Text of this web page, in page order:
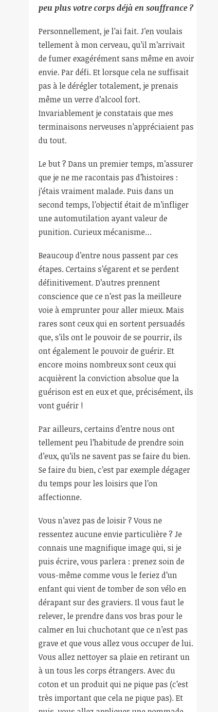
peu plus votre corps déjà en souffrance ?
Personnellement, je l’ai fait. J’en voulais
tellement à mon cerveau, qu’il m’arrivait
de fumer exagérément sans même en avoir
envie. Par défi. Et lorsque cela ne suffisait
pas à le dérégler totalement, je prenais
même un verre d’alcool fort.
Invariablement je constatais que mes
terminaisons nerveuses n’appréciaient pas
du tout.
Le but ? Dans un premier temps, m’assurer
que je ne me racontais pas d’histoires :
j’étais vraiment malade. Puis dans un
second temps, l’objectif était de m’infliger
une automutilation ayant valeur de
punition. Curieux mécanisme…
Beaucoup d’entre nous passent par ces
étapes. Certains s’égarent et se perdent
définitivement. D’autres prennent
conscience que ce n’est pas la meilleure
voie à emprunter pour aller mieux. Mais
rares sont ceux qui en sortent persuadés
que, s’ils ont le pouvoir de se pourrir, ils
ont également le pouvoir de guérir. Et
encore moins nombreux sont ceux qui
acquièrent la conviction absolue que la
guérison est en eux et que, précisément, ils
vont guérir !
Par ailleurs, certains d’entre nous ont
tellement peu l’habitude de prendre soin
d’eux, qu’ils ne savent pas se faire du bien.
Se faire du bien, c’est par exemple dégager
du temps pour les loisirs que l’on
affectionne.
Vous n’avez pas de loisir ? Vous ne
ressentez aucune envie particulière ? Je
connais une magnifique image qui, si je
puis écrire, vous parlera : prenez soin de
vous-même comme vous le feriez d’un
enfant qui vient de tomber de son vélo en
dérapant sur des graviers. Il vous faut le
relever, le prendre dans vos bras pour le
calmer en lui chuchotant que ce n’est pas
grave et que vous allez vous occuper de lui.
Vous allez nettoyer sa plaie en retirant un
à un tous les corps étrangers. Avec du
coton et un produit qui ne pique pas (c’est
très important que cela ne pique pas). Et